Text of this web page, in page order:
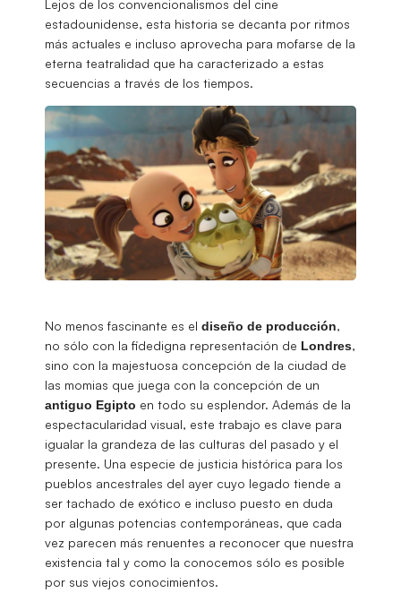
Lejos de los convencionalismos del cine
estadounidense, esta historia se decanta por ritmos
más actuales e incluso aprovecha para mofarse de la
eterna teatralidad que ha caracterizado a estas
secuencias a través de los tiempos.
No menos fascinante es el diseño de producción,
no sólo con la fidedigna representación de Londres,
sino con la majestuosa concepción de la ciudad de
las momias que juega con la concepción de un
antiguo Egipto en todo su esplendor. Además de la
espectacularidad visual, este trabajo es clave para
igualar la grandeza de las culturas del pasado y el
presente. Una especie de justicia histórica para los
pueblos ancestrales del ayer cuyo legado tiende a
ser tachado de exótico e incluso puesto en duda
por algunas potencias contemporáneas, que cada
vez parecen más renuentes a reconocer que nuestra
existencia tal y como la conocemos sólo es posible
por sus viejos conocimientos.